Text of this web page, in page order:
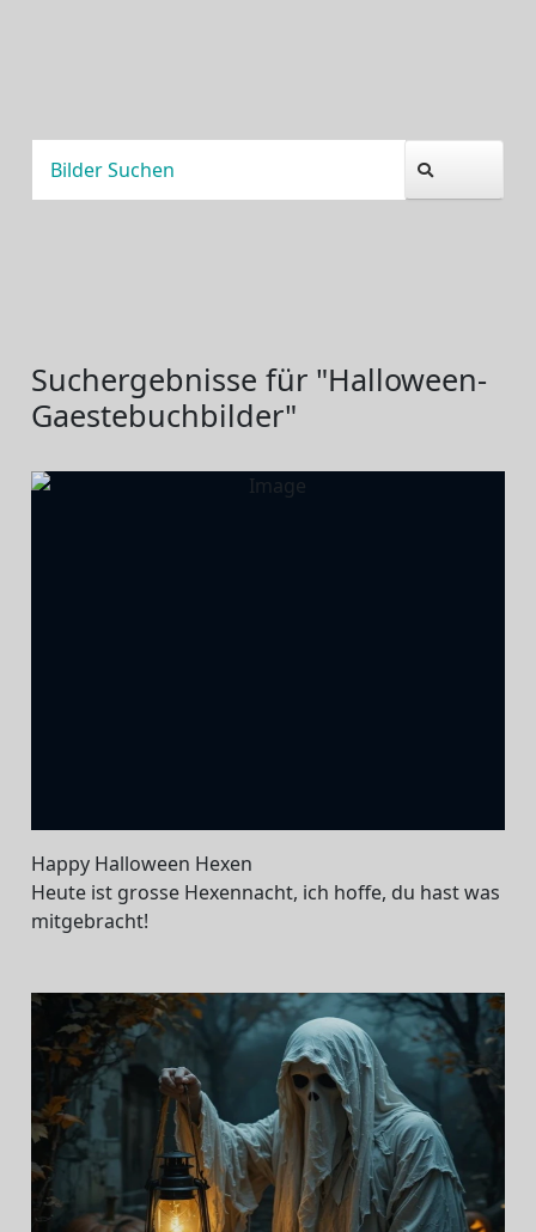
Suchergebnisse für "Halloween-
Gaestebuchbilder"
Happy Halloween Hexen
Heute ist grosse Hexennacht, ich hoffe, du hast was
mitgebracht!